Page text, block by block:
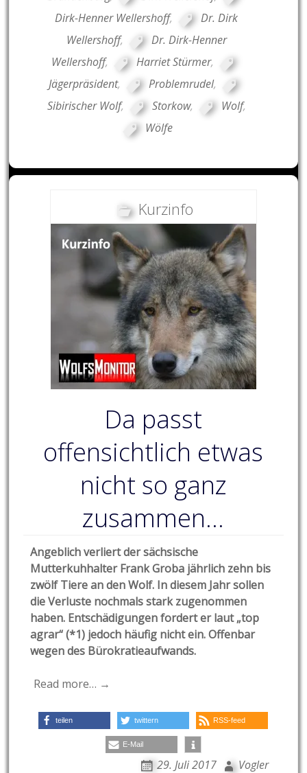
Dirk-Henner Wellershoff,
Dr. Dirk
Wellershoff,
Dr. Dirk-Henner
Wellershoff, Harriet Stürmer,
Jägerpräsident, Problemrudel,
Sibirischer Wolf, Storkow, Wolf,
Wölfe
Kurzinfo
Da passt
offensichtlich etwas
nicht so ganz
zusammen…
Angeblich verliert der sächsische
Mutterkuhhalter Frank Groba jährlich zehn bis
zwölf Tiere an den Wolf. In diesem Jahr sollen
die Verluste nochmals stark zugenommen
haben. Entschädigungen fordert er laut „top
agrar“ (*1) jedoch häufig nicht ein. Offenbar
wegen des Bürokratieaufwands.
Read more… →
teilen twittern RSS-feed
E-Mail
29. Juli 2017 Vogler